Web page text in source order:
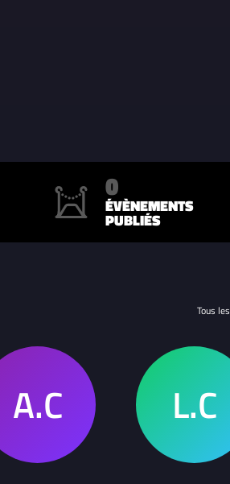
0
ÉVÈNEMENTS
PUBLIÉS
Tous